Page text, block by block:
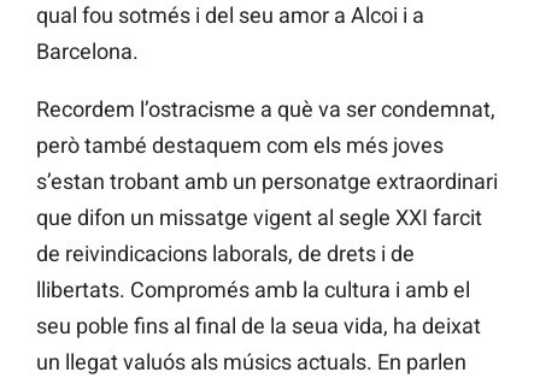
qual fou sotmés i del seu amor a Alcoi i a
Barcelona.
Recordem l’ostracisme a què va ser condemnat,
però també destaquem com els més joves
s’estan trobant amb un personatge extraordinari
que difon un missatge vigent al segle XXI farcit
de reivindicacions laborals, de drets i de
llibertats. Compromés amb la cultura i amb el
seu poble fins al final de la seua vida, ha deixat
un llegat valuós als músics actuals. En parlen